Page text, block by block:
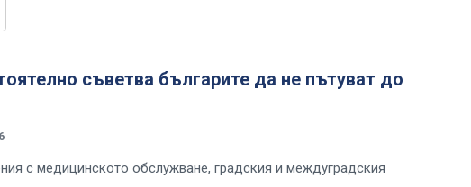
съветва българите да не пътуват до
с медицинското обслужване, градския и междуградския